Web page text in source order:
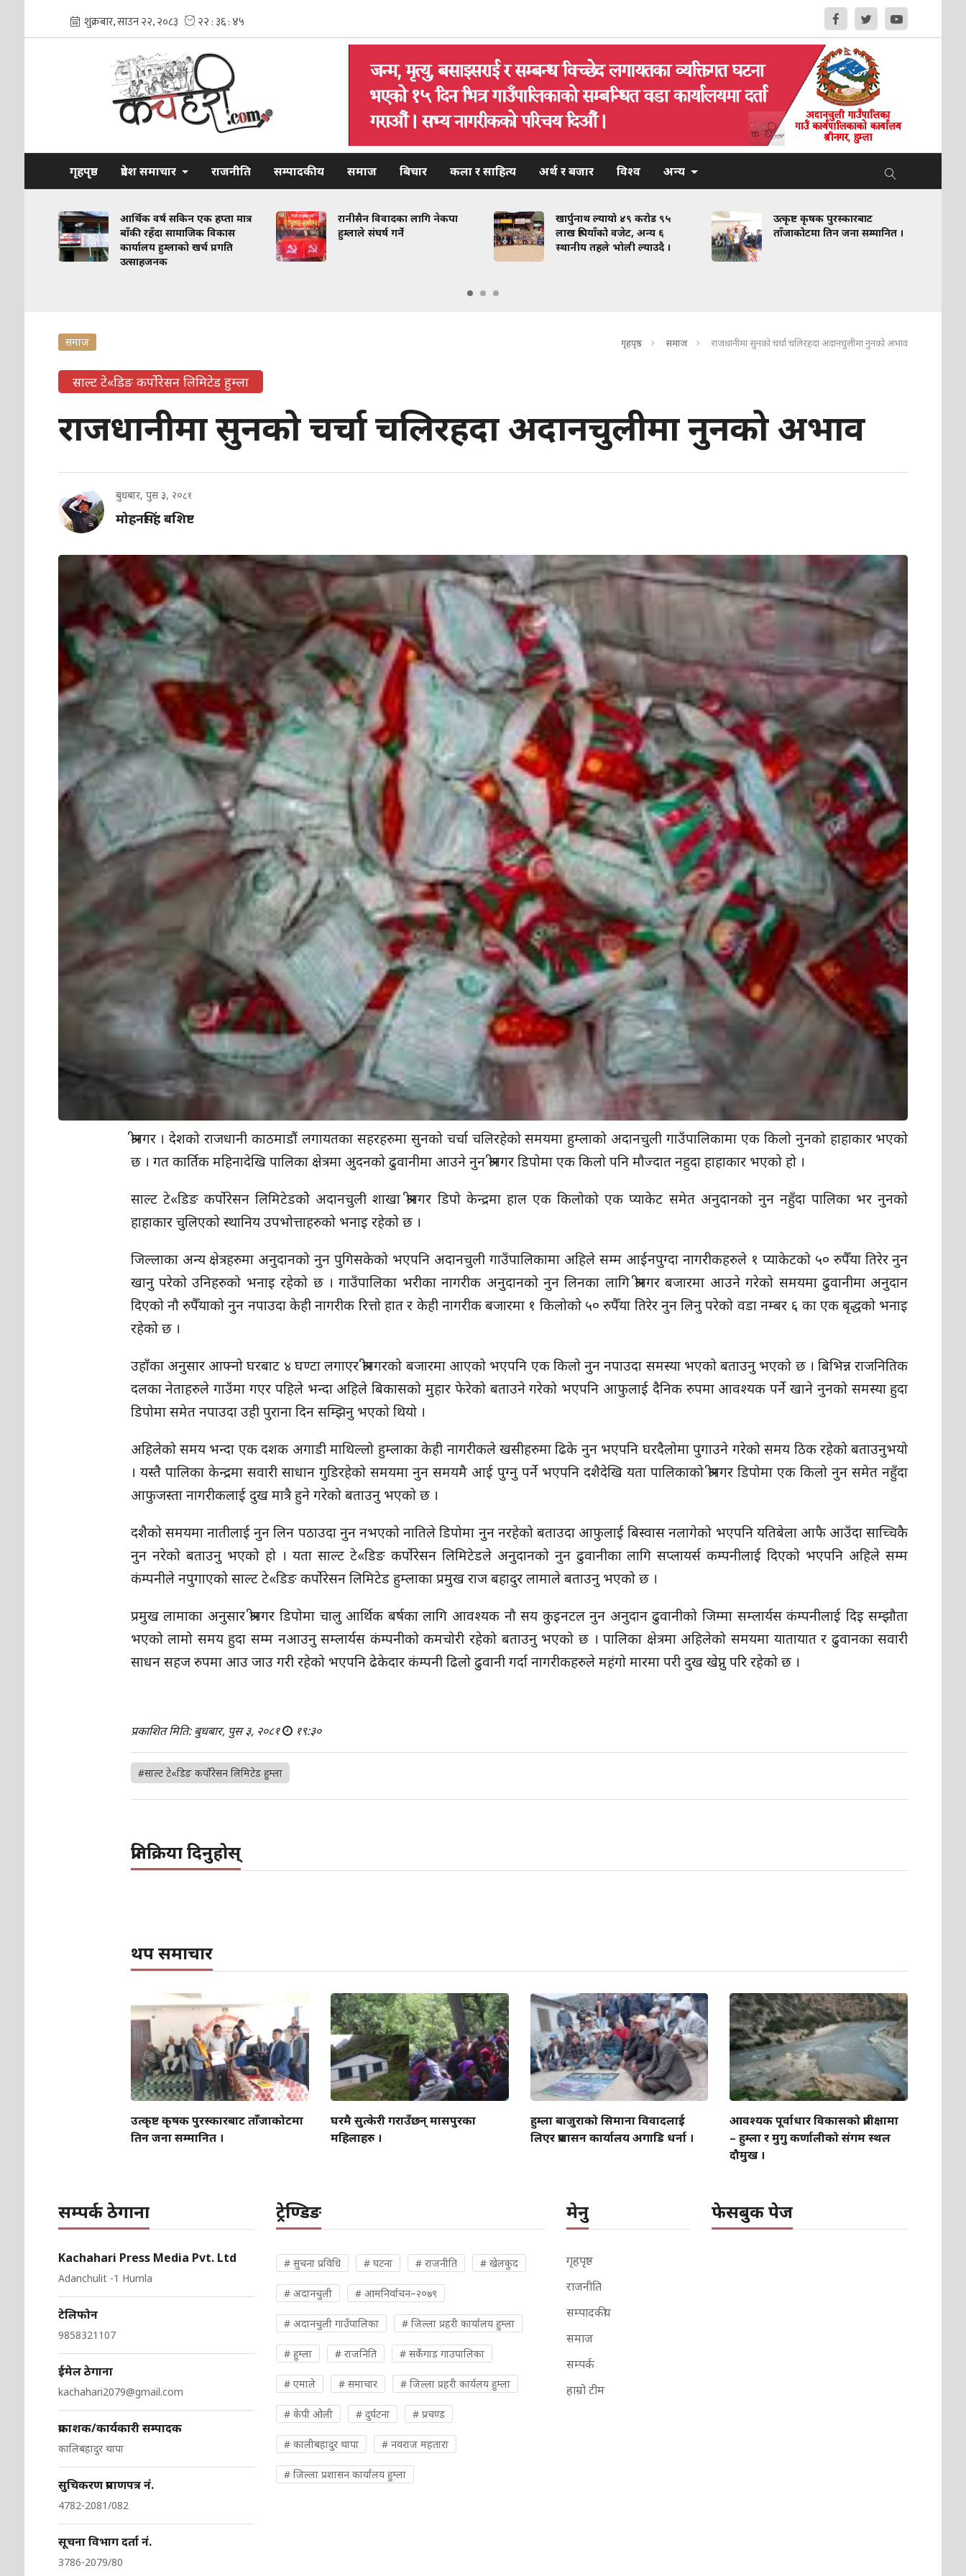
गृहपृष्ठ प्रदेश समाचार राजनीति सम्पादकीय समाज बिचार कला र साहित्य अर्थ र बजार विश्व अन्य
आर्थिक वर्ष सकिन एक हप्ता मात्र
बाँकी रहँदा सामाजिक विकास
कार्यालय हुम्लाको खर्च प्रगति
उत्साहजनक
रानीसैन विवादका लागि नेकपा
हुम्लाले संघर्ष गर्ने
खार्पुनाथ ल्यायो ४९ करोड ९५
लाख रुपियाँको वजेट, अन्य ६
स्थानीय तहले भोली ल्याउदै ।
उत्कृष्ट कृषक पुरस्कारबाट
ताँजाकोटमा तिन जना सम्मानित ।
समाज गृहपृष्ठ समाज राजधानीमा सुनको चर्चा चलिरहदा अदानचुलीमा नुनको अभाव
साल्ट टे«डिङ कर्पाेरेसन लिमिटेड हुम्ला
राजधानीमा सुनको चर्चा चलिरहदा अदानचुलीमा नुनको अभाव
बुधबार, पुस ३, २०८१
मोहनसिंह बशिष्ट
श्रीनगर । देशको राजधानी काठमाडौं लगायतका सहरहरुमा सुनको चर्चा चलिरहेको समयमा हुम्लाको अदानचुली गाउँपालिकामा एक किलो नुनको हाहाकार भएको
छ । गत कार्तिक महिनादेखि पालिका क्षेत्रमा अुदनको ढुवानीमा आउने नुन श्रीनगर डिपोमा एक किलो पनि मौज्दात नहुदा हाहाकार भएको हो ।
साल्ट टे«डिङ कर्पाेरेसन लिमिटेडकोे अदानचुली शाखा श्रीनगर डिपो केन्द्रमा हाल एक किलोको एक प्याकेट समेत अनुदानको नुन नहुँदा पालिका भर नुनको
हाहाकार चुलिएको स्थानिय उपभोत्ताहरुको भनाइ रहेको छ ।
जिल्लाका अन्य क्षेत्रहरुमा अनुदानको नुन पुगिसकेको भएपनि अदानचुली गाउँपालिकामा अहिले सम्म आईनपुग्दा नागरीकहरुले १ प्याकेटको ५० रुपैँया तिरेर नुन
खानु परेको उनिहरुको भनाइ रहेको छ । गाउँपालिका भरीका नागरीक अनुदानको नुन लिनका लागि श्रीनगर बजारमा आउने गरेको समयमा ढुवानीमा अनुदान
दिएको नौ रुपैँयाको नुन नपाउदा केही नागरीक रित्तो हात र केही नागरीक बजारमा १ किलोको ५० रुपैँया तिरेर नुन लिनु परेको वडा नम्बर ६ का एक बृद्धको भनाइ
रहेको छ ।
उहाँका अनुसार आफ्नो घरबाट ४ घण्टा लगाएर श्रीनगरको बजारमा आएको भएपनि एक किलो नुन नपाउदा समस्या भएको बताउनु भएको छ । बिभिन्न राजनितिक
दलका नेताहरुले गाउँमा गएर पहिले भन्दा अहिले बिकासको मुहार फेरेको बताउने गरेको भएपनि आफुलाई दैनिक रुपमा आवश्यक पर्ने खाने नुनको समस्या हुदा
डिपोमा समेत नपाउदा उही पुराना दिन सम्झिनु भएको थियो ।
अहिलेको समय भन्दा एक दशक अगाडी माथिल्लो हुम्लाका केही नागरीकले खसीहरुमा ढिके नुन भएपनि घरदैलोमा पुगाउने गरेको समय ठिक रहेको बताउनुभयो
। यस्तै पालिका केन्द्रमा सवारी साधान गुडिरहेको समयमा नुन समयमै आई पुग्नु पर्ने भएपनि दशैदेखि यता पालिकाको श्रीनगर डिपोमा एक किलो नुन समेत नहुँदा
आफुजस्ता नागरीकलाई दुख मात्रै हुने गरेको बताउनु भएको छ ।
दशैको समयमा नातीलाई नुन लिन पठाउदा नुन नभएको नातिले डिपोमा नुन नरहेको बताउदा आफुलाई बिस्वास नलागेको भएपनि यतिबेला आफै आउँदा साच्चिकै
नुन नरेको बताउनु भएको हो । यता साल्ट टे«डिङ कर्पाेरेसन लिमिटेडले अनुदानको नुन ढुवानीका लागि सप्लायर्स कम्पनीलाई दिएको भएपनि अहिले सम्म
कंम्पनीले नपुगाएको साल्ट टे«डिङ कर्पाेरेसन लिमिटेड हुम्लाका प्रमुख राज बहादुर लामाले बताउनु भएको छ ।
प्रमुख लामाका अनुसार श्रीनगर डिपोमा चालु आर्थिक बर्षका लागि आवश्यक नौ सय कुइनटल नुन अनुदान ढुवानीको जिम्मा सम्लार्यस कंम्पनीलाई दिइ सम्झौता
भएको लामो समय हुदा सम्म नआउनु सम्लार्यस कंम्पनीको कमचोरी रहेको बताउनु भएको छ । पालिका क्षेत्रमा अहिलेको समयमा यातायात र ढुवानका सवारी
साधन सहज रुपमा आउ जाउ गरी रहेको भएपनि ढेकेदार कंम्पनी ढिलो ढुवानी गर्दा नागरीकहरुले महंगो मारमा परी दुख खेप्नु परि रहेको छ ।
प्रकाशित मिति: बुधबार, पुस ३, २०८१ १९:३०
#साल्ट टे«डिङ कर्पाेरेसन लिमिटेड हुम्ला
प्रतिक्रिया दिनुहोस्
थप समाचार
उत्कृष्ट कृषक पुरस्कारबाट ताँजाकोटमा
तिन जना सम्मानित ।
घरमै सुत्केरी गराउँछन् मासपुरका
महिलाहरु ।
हुम्ला बाजुराको सिमाना विवादलाई
लिएर प्रशासन कार्यालय अगाडि धर्ना ।
आवश्यक पूर्वाधार विकासको प्रतीक्षामा
– हुम्ला र मुगु कर्णालीको संगम स्थल
दौमुख ।
सम्पर्क ठेगाना
Kachahari Press Media Pvt. Ltd
Adanchulit -1 Humla
टेलिफोन
9858321107
ईमेल ठेगाना
kachahari2079@gmail.com
प्रकाशक/कार्यकारी सम्पादक
कालिबहादुर थापा
सुचिकरण प्रमाणपत्र नं.
4782-2081/082
सूचना विभाग दर्ता नं.
3786-2079/80
ट्रेण्डिङ
# सुचना प्रविधि # घटना # राजनीति # खेलकुद
# अदानचुली # आमनिर्वाचन–२०७९
# अदानचुली गाउँपालिका # जिल्ला प्रहरी कार्यालय हुम्ला
# हुम्ला # राजनिति # सर्केगाड गाउपालिका
# एमाले # समाचार # जिल्ला प्रहरी कार्यलय हुम्ला
# केपी ओली # दुर्घटना # प्रचण्ड
# कालीबहादुर थापा # नवराज महतारा
# जिल्ला प्रशासन कार्यालय हुम्ला
मेनु
गृहपृष्ठ
राजनीति
सम्पादकीय
समाज
सम्पर्क
हाम्रो टीम
फेसबुक पेज